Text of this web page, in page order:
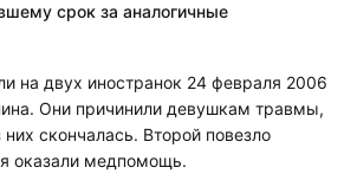
срок за аналогичные
на двух иностранок 24 февраля 2006
Они причинили девушкам травмы,
скончалась. Второй повезло
оказали медпомощь.